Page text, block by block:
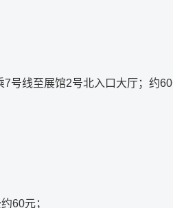
号线至展馆2号北入口大厅；约60
60元；